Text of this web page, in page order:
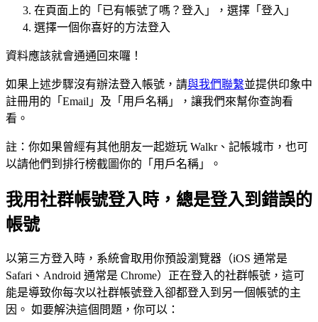
在頁面上的「已有帳號了嗎？登入」，選擇「登入」
選擇一個你喜好的方法登入
資料應該就會通通回來囉！
如果上述步驟沒有辦法登入帳號，請與我們聯繫並提供印象中
註冊用的「Email」及「用戶名稱」，讓我們來幫你查詢看
看。
註：你如果曾經有其他朋友一起遊玩 Walkr、記帳城市，也可
以請他們到排行榜截圖你的「用戶名稱」。
我用社群帳號登入時，總是登入到錯誤的
帳號
以第三方登入時，系統會取用你預設瀏覽器（iOS 通常是
Safari、Android 通常是 Chrome）正在登入的社群帳號，這可
能是導致你每次以社群帳號登入卻都登入到另一個帳號的主
因。 如要解決這個問題，你可以：